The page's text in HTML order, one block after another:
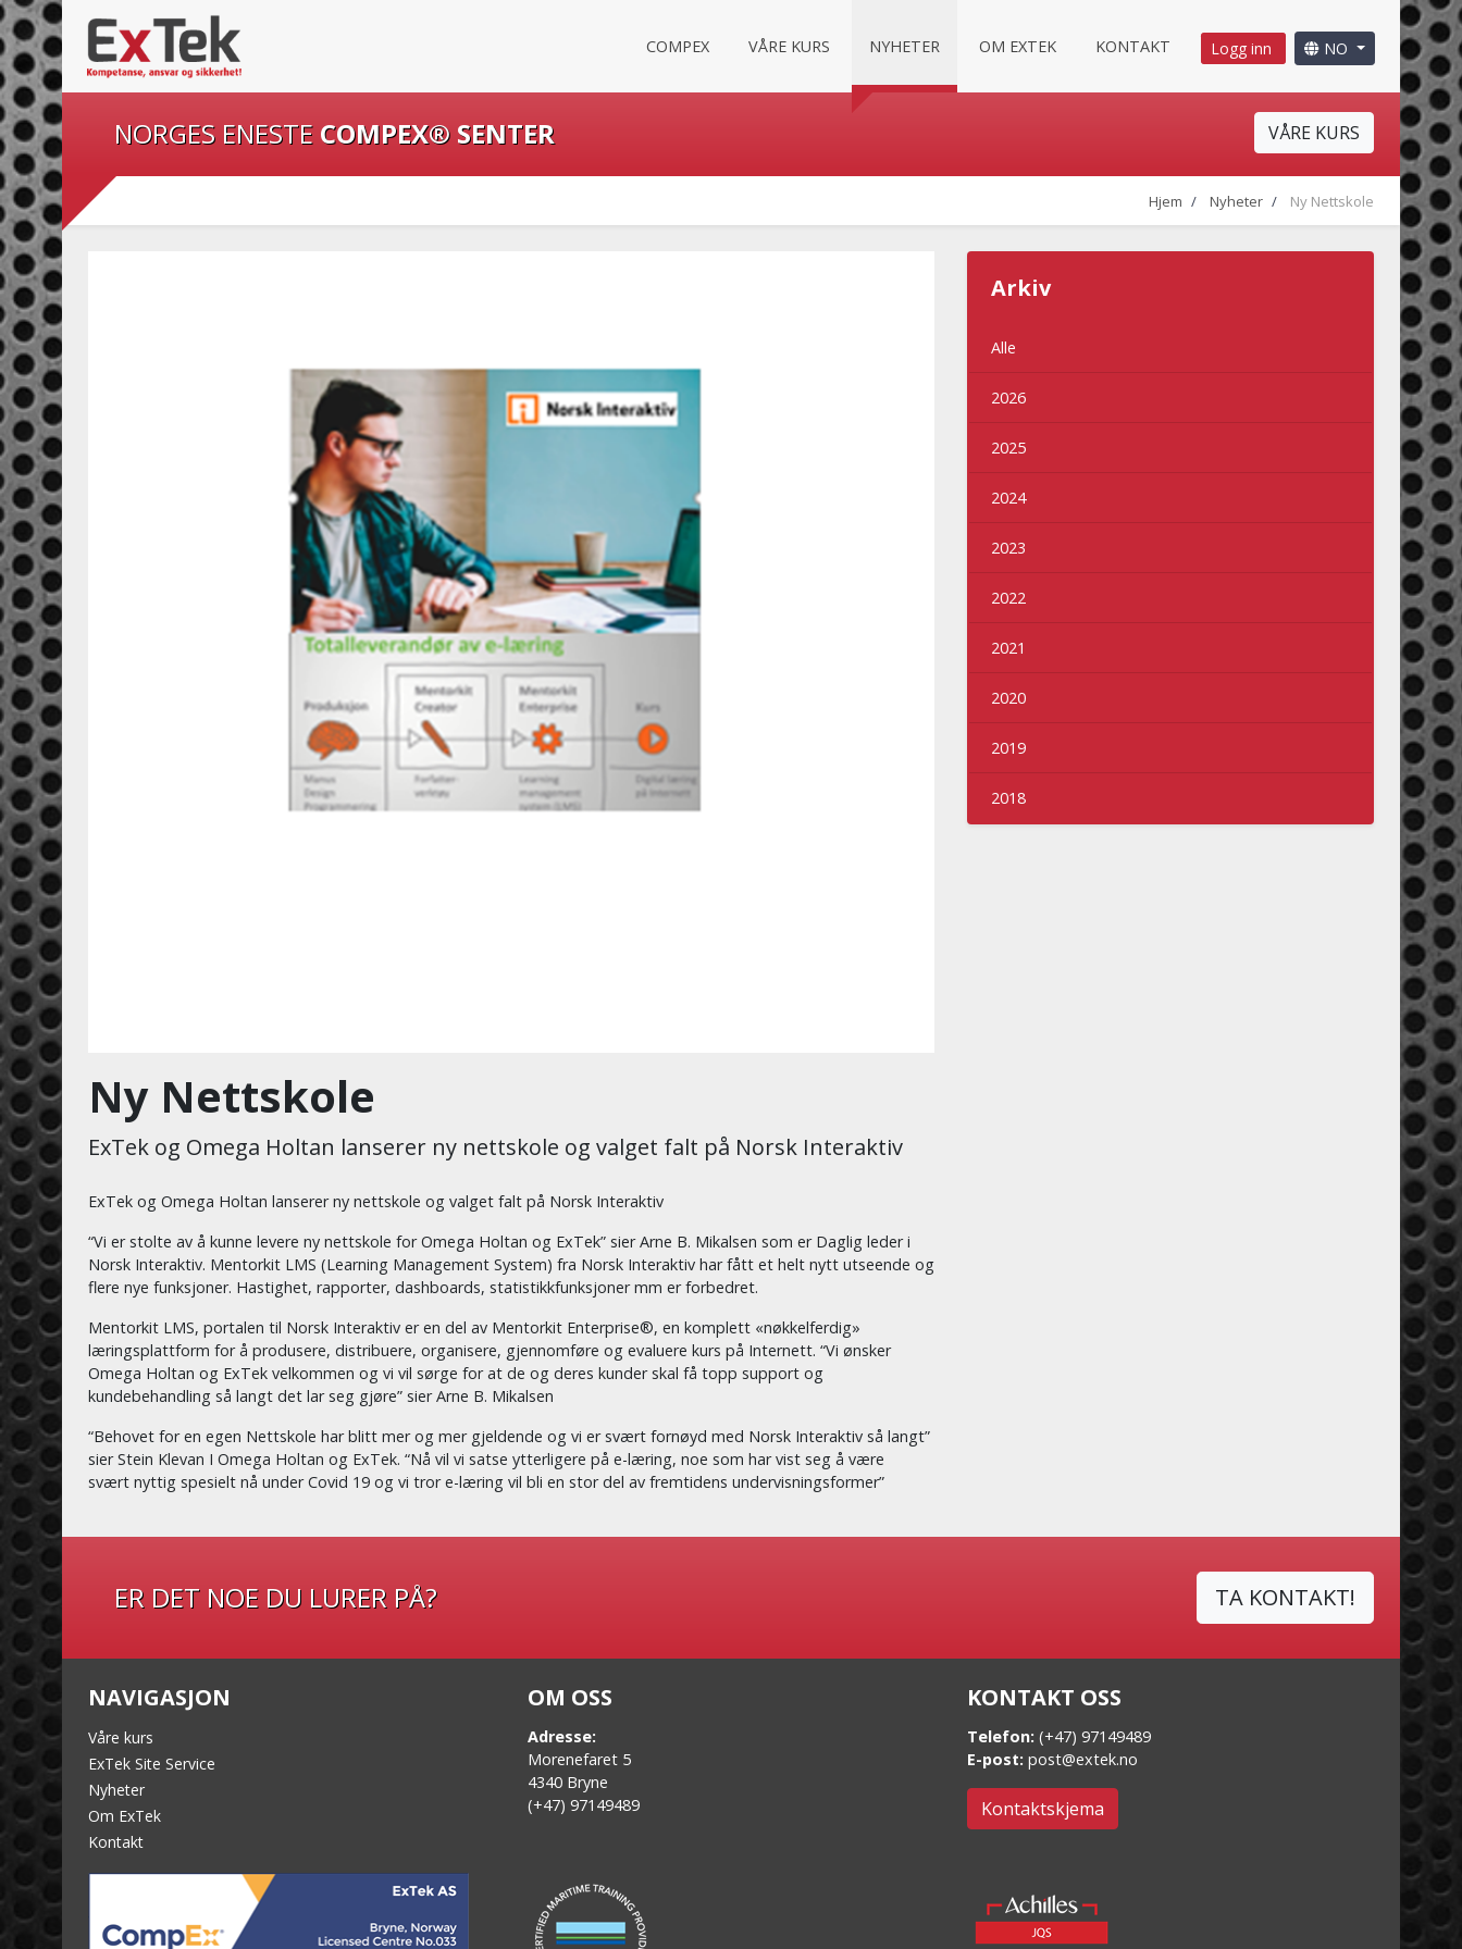
COMPEX VÅRE KURS NYHETER OM EXTEK KONTAKT Logg inn NO
NORGES ENESTE COMPEX® SENTER VÅRE KURS
Hjem Nyheter Ny Nettskole
Ny Nettskole
ExTek og Omega Holtan lanserer ny nettskole og valget falt på Norsk Interaktiv
ExTek og Omega Holtan lanserer ny nettskole og valget falt på Norsk Interaktiv
“Vi er stolte av å kunne levere ny nettskole for Omega Holtan og ExTek” sier Arne B. Mikalsen som er Daglig leder i
Norsk Interaktiv. Mentorkit LMS (Learning Management System) fra Norsk Interaktiv har fått et helt nytt utseende og
flere nye funksjoner. Hastighet, rapporter, dashboards, statistikkfunksjoner mm er forbedret.
Mentorkit LMS, portalen til Norsk Interaktiv er en del av Mentorkit Enterprise®, en komplett «nøkkelferdig»
læringsplattform for å produsere, distribuere, organisere, gjennomføre og evaluere kurs på Internett. “Vi ønsker
Omega Holtan og ExTek velkommen og vi vil sørge for at de og deres kunder skal få topp support og
kundebehandling så langt det lar seg gjøre” sier Arne B. Mikalsen
“Behovet for en egen Nettskole har blitt mer og mer gjeldende og vi er svært fornøyd med Norsk Interaktiv så langt”
sier Stein Klevan I Omega Holtan og ExTek. “Nå vil vi satse ytterligere på e-læring, noe som har vist seg å være
svært nyttig spesielt nå under Covid 19 og vi tror e-læring vil bli en stor del av fremtidens undervisningsformer”
Arkiv
Alle
2026
2025
2024
2023
2022
2021
2020
2019
2018
ER DET NOE DU LURER PÅ? TA KONTAKT!
NAVIGASJON
Våre kurs
ExTek Site Service
Nyheter
Om ExTek
Kontakt
OM OSS
Adresse:
Morenefaret 5
4340 Bryne
(+47) 97149489
KONTAKT OSS
Telefon: (+47) 97149489
E-post: post@extek.no
Kontaktskjema